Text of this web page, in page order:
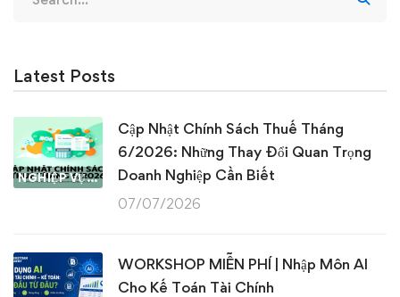
for:
Latest Posts
NGHIỆP VỤ KẾ TOÁN & THUẾ
Cập Nhật Chính Sách Thuế Tháng
6/2026: Những Thay Đổi Quan Trọng
Doanh Nghiệp Cần Biết
07/07/2026
WORKSHOP MIỄN PHÍ | Nhập Môn AI
Cho Kế Toán Tài Chính